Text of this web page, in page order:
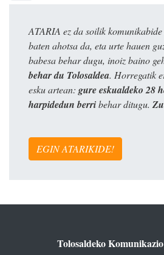
ATARIA ez da soilik
baten ahotsa da, eta urte hauen
babesa behar dugu, inoiz baino
behar du Tolosaldea. Horregatik
esku artean: gure eskualdeko 28
harpidedun berribehar ditugu.
EGIN ATARIKIDE!
Tolosaldeko